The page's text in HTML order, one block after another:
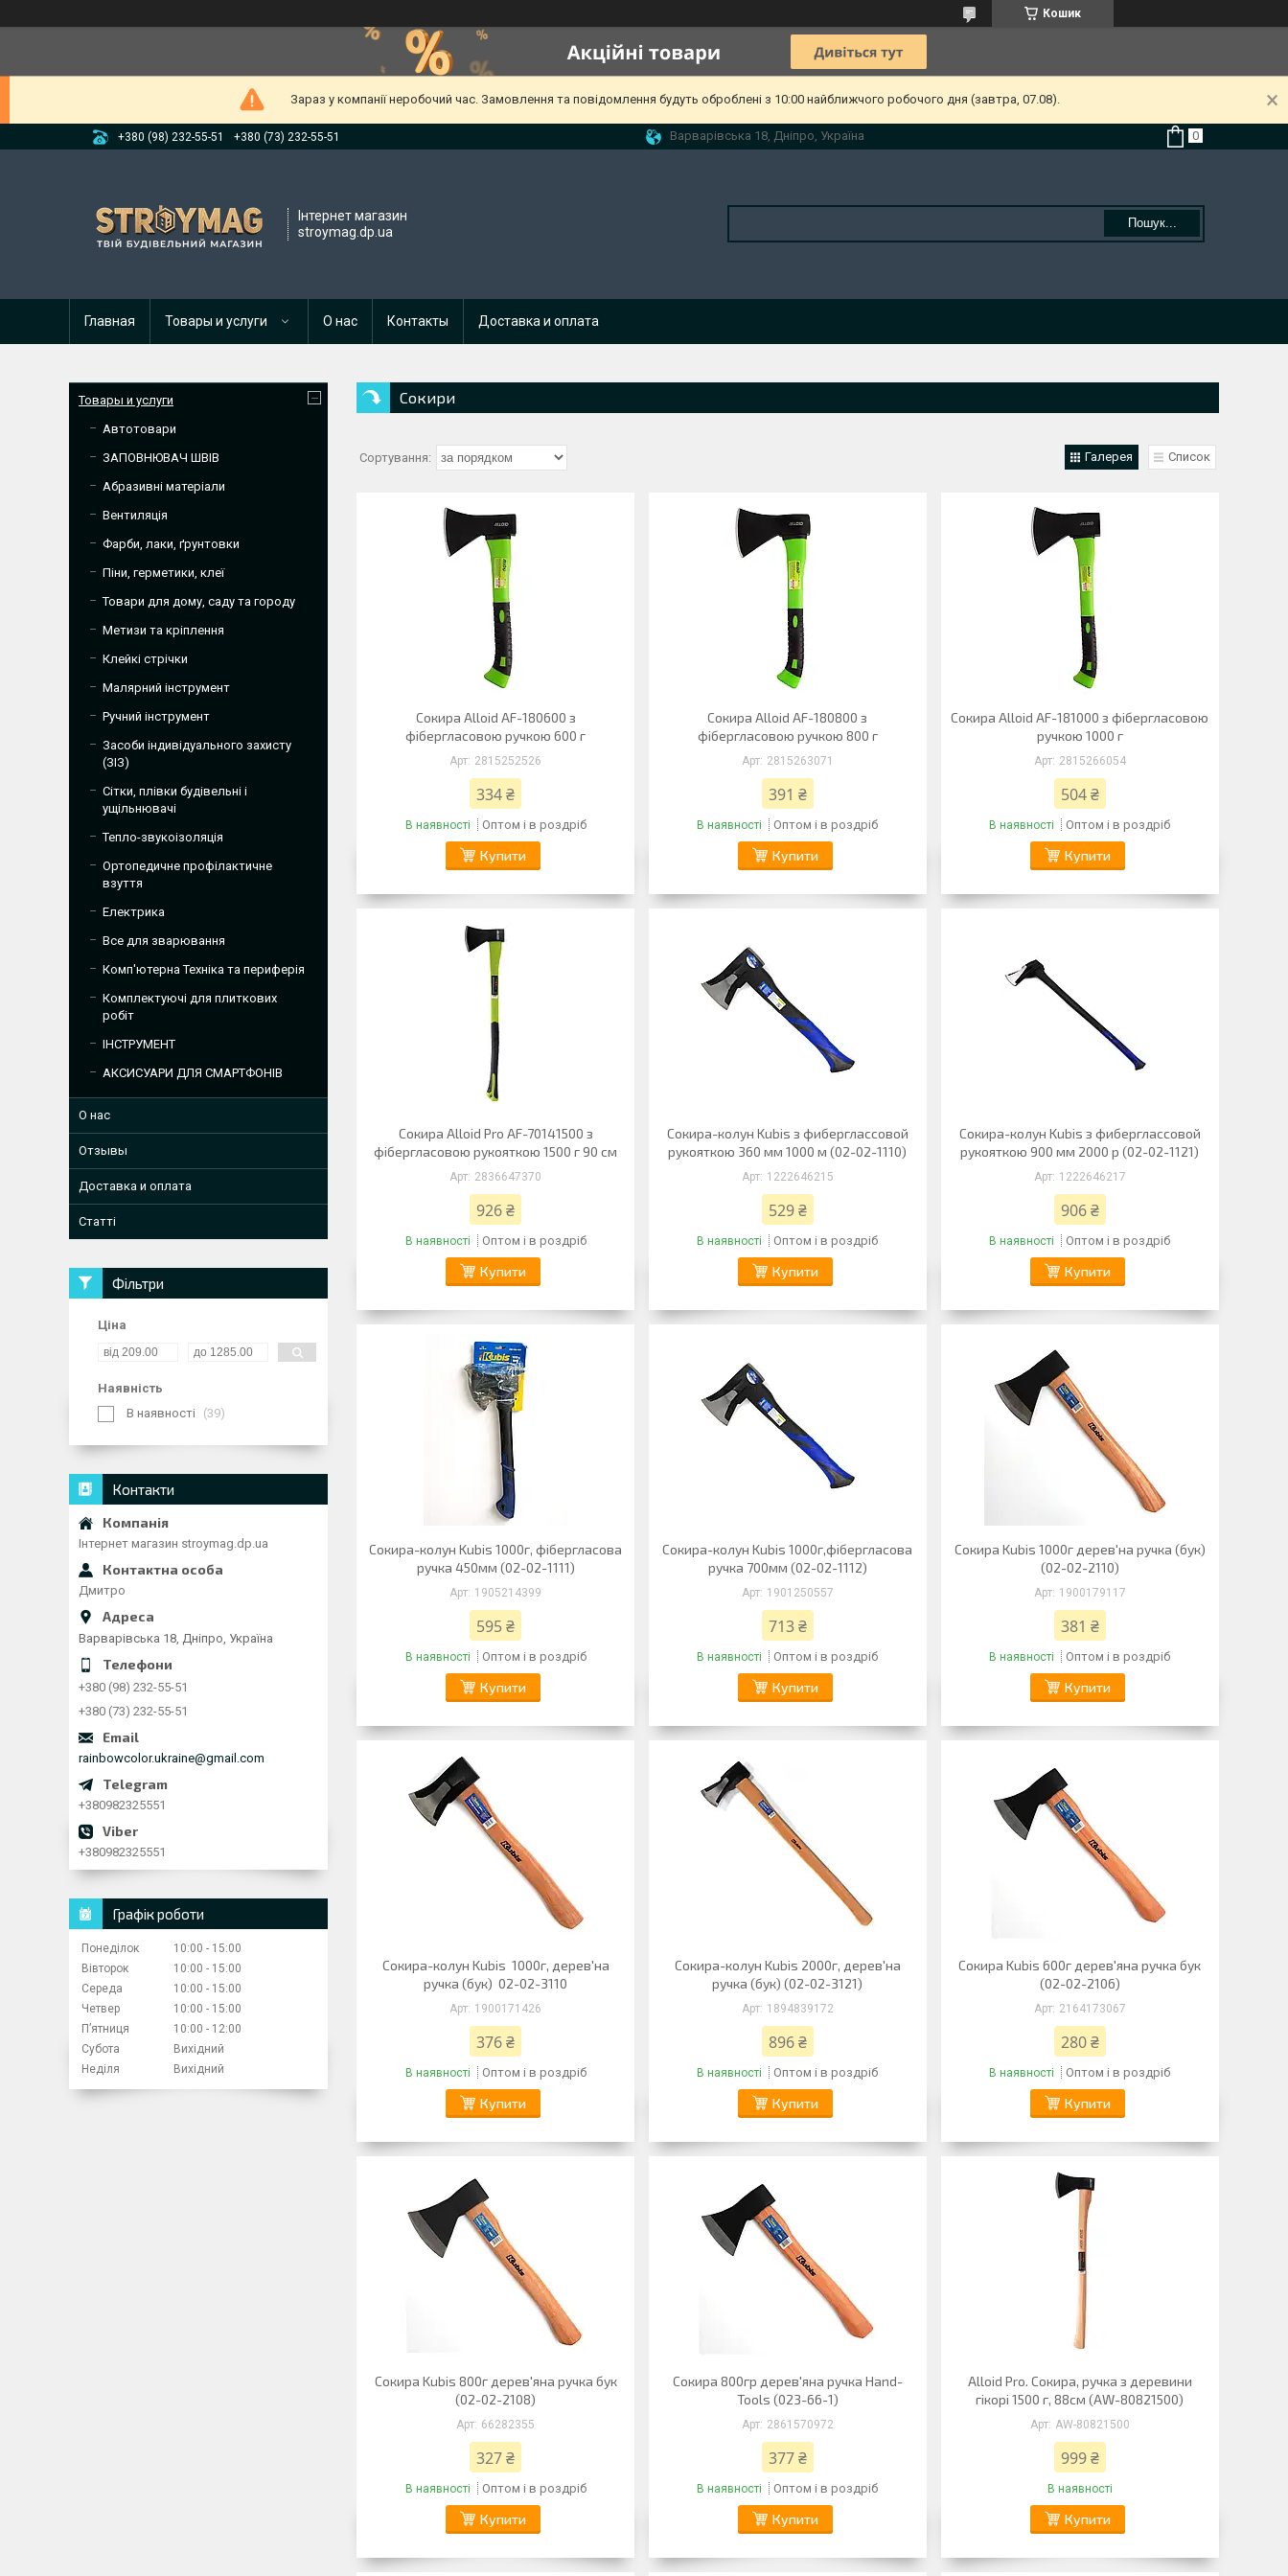
Кошик
Зараз у компанії неробочий час. Замовлення та повідомлення будуть оброблені з 10:00 найближчого робочого дня (завтра, 07.08).
+380 (98) 232-55-51 +380 (73) 232-55-51 Варварівська 18, Дніпро, Україна
Інтернет магазин
stroymag.dp.ua
Пошук...
Главная Товары и услуги О нас Контакты Доставка и оплата
Сокири
Галерея Список
Сокира Alloid AF-180600 з
фібергласовою ручкою 600 г
2815252526
334 ₴
В наявності Оптом і в роздріб
Купити
Сокира Alloid AF-180800 з
фібергласовою ручкою 800 г
2815263071
391 ₴
В наявності Оптом і в роздріб
Купити
Сокира Alloid AF-181000 з фібергласовою
ручкою 1000 г
2815266054
504 ₴
В наявності Оптом і в роздріб
Купити
Сокира Alloid Pro AF-70141500 з
фібергласовою рукояткою 1500 г 90 см
2836647370
926 ₴
В наявності Оптом і в роздріб
Купити
Сокира-колун Kubis з фиберглассовой
рукояткою 360 мм 1000 м (02-02-1110)
1222646215
529 ₴
В наявності Оптом і в роздріб
Купити
Сокира-колун Kubis з фиберглассовой
рукояткою 900 мм 2000 р (02-02-1121)
1222646217
906 ₴
В наявності Оптом і в роздріб
Купити
Сокира-колун Kubis 1000г, фібергласова
ручка 450мм (02-02-1111)
1905214399
595 ₴
В наявності Оптом і в роздріб
Купити
Сокира-колун Kubis 1000г,фібергласова
ручка 700мм (02-02-1112)
1901250557
713 ₴
В наявності Оптом і в роздріб
Купити
Сокира Kubis 1000г дерев'на ручка (бук)
(02-02-2110)
1900179117
381 ₴
В наявності Оптом і в роздріб
Купити
Сокира-колун Kubis 1000г, дерев'на
ручка (бук) 02-02-3110
1900171426
376 ₴
В наявності Оптом і в роздріб
Купити
Сокира-колун Kubis 2000г, дерев'на
ручка (бук) (02-02-3121)
1894839172
896 ₴
В наявності Оптом і в роздріб
Купити
Сокира Kubis 600г дерев'яна ручка бук
(02-02-2106)
2164173067
280 ₴
В наявності Оптом і в роздріб
Купити
Сокира Kubis 800г дерев'яна ручка бук
(02-02-2108)
66282355
327 ₴
В наявності Оптом і в роздріб
Купити
Сокира 800гр дерев'яна ручка Hand-
Tools (023-66-1)
2861570972
377 ₴
В наявності Оптом і в роздріб
Купити
Alloid Pro. Сокира, ручка з деревини
гікорі 1500 г, 88см (AW-80821500)
AW-80821500
999 ₴
В наявності
Купити
Товары и услуги
Автотовари
ЗАПОВНЮВАЧ ШВІВ
Абразивні матеріали
Вентиляція
Фарби, лаки, ґрунтовки
Піни, герметики, клеї
Товари для дому, саду та городу
Метизи та кріплення
Клейкі стрічки
Малярний інструмент
Ручний інструмент
Засоби індивідуального захисту
(ЗІЗ)
Сітки, плівки будівельні і
ущільнювачі
Тепло-звукоізоляція
Ортопедичне профілактичне
взуття
Електрика
Все для зварювання
Комп'ютерна Техніка та периферія
Комплектуючі для плиткових
робіт
ІНСТРУМЕНТ
АКСИСУАРИ ДЛЯ СМАРТФОНІВ
О нас
Отзывы
Доставка и оплата
Статті
Фільтри
Ціна
Наявність
В наявності
39
Контакти
Інтернет магазин stroymag.dp.ua
Дмитро
Варварівська 18, Дніпро, Україна
+380 (98) 232-55-51
+380 (73) 232-55-51
rainbowcolor.ukraine@gmail.com
+380982325551
+380982325551
Графік роботи
Понеділок 10:00
15:00
Вівторок
10:00
15:00
Середа
10:00
15:00
Четвер
10:00
15:00
Пʼятниця
10:00
12:00
Субота
Вихідний
Неділя
Вихідний